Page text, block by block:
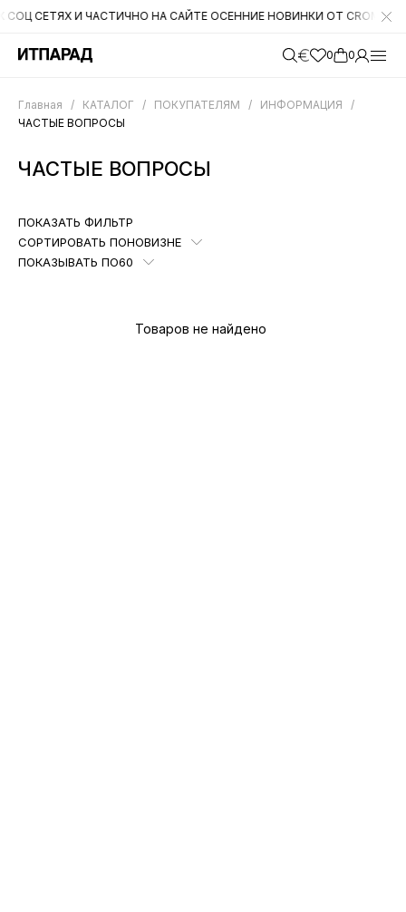
И ЧАСТИЧНО НА САЙТЕ ОСЕННИЕ НОВИНКИ ОТ CROMIA. НА
0 0
Главная / КАТАЛОГ / ПОКУПАТЕЛЯМ / ИНФОРМАЦИЯ
/
ЧАСТЫЕ ВОПРОСЫ
ЧАСТЫЕ ВОПРОСЫ
ПОКАЗАТЬ ФИЛЬТР
СОРТИРОВАТЬ ПОНОВИЗНЕ
ПОКАЗЫВАТЬ ПО60
Товаров не найдено